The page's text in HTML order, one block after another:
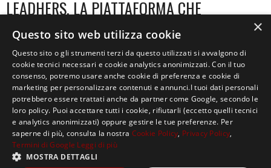
LEADHERS, LA PIATTAFORMA CHE
SUPPORTA LE DONNE NEL MONDO DEL
LAVORO
Ci sono tanti modi per fare imprenditoria. In alcune
circostanze, un’idea innovativa può nascere per…
×
Questo sito web utilizza cookie
Questo sito o gli strumenti terzi da questo utilizzati si avvalgono di
cookie tecnici necessari e cookie analytics anonimizzati. Con il tuo
consenso, potremo usare anche cookie di preferenza e cookie di
marketing per personalizzare contenuti e annunci.I tuoi dati personali
potrebbero essere trattati anche da partner come Google, secondo le
loro policy. Puoi accettare tutti i cookie, rifiutarli (eccetto quelli tecnici
e analytics anonimizzati) oppure gestire le tue preferenze. Per
saperne di più, consulta la nostra Cookie Policy, Privacy Policy,
Termini di Google Leggi di più
MOSTRA DETTAGLI